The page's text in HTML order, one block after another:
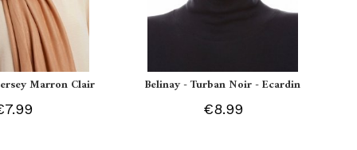
Marron Clair Belinay - Turban Noir - Ecardin
€8.99